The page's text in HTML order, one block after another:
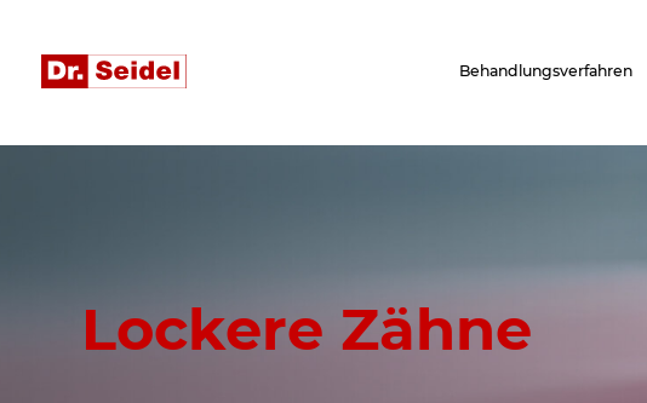
Behandlungsverfahren
Lockere Zähne